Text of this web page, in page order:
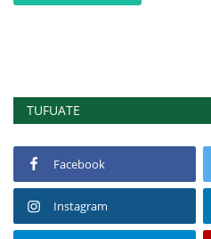
TUFUATE
Facebook
Instagram